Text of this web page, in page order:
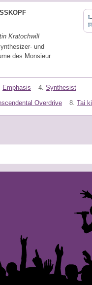
Kratochwill
und
des Monsieur
Emphasis 4. Synthesist
Overdrive 8. Tai ki